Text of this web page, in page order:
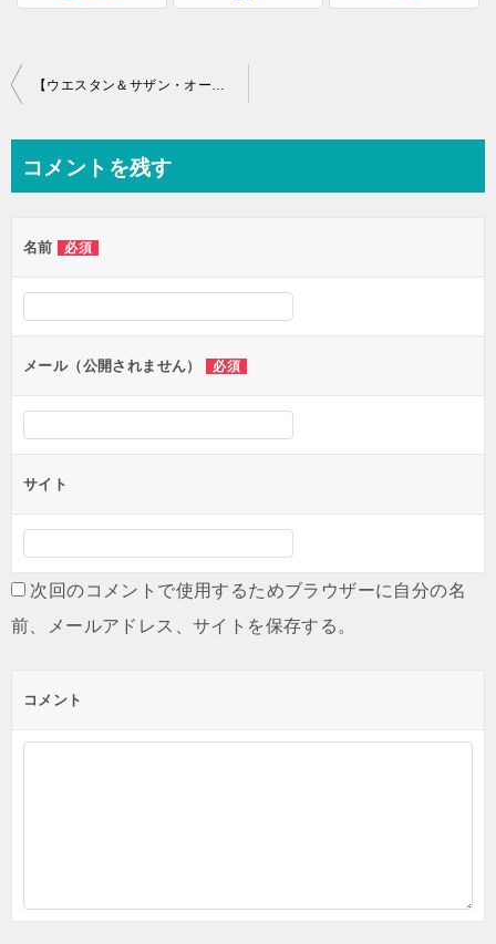
投
ビ
ー
シ
ン
【ウエスタン＆サザン・オープン2020】ライブ配信のスカパーとテレビ地上波放送日程
コメントを残す
名前 必須
メール（公開されません） 必須
サイト
次回のコメントで使用するためブラウザーに自分の名
前、メールアドレス、サイトを保存する。
コメント